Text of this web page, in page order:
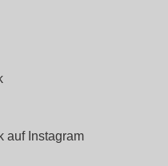
auf Instagram